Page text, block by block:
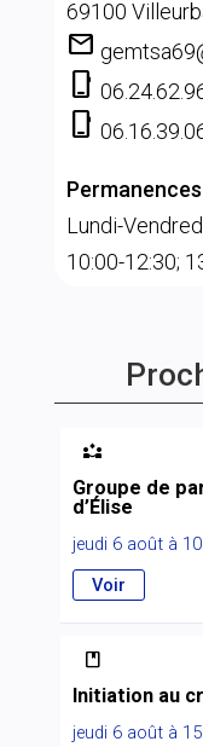
69100
mail
phone_iphone
phone_iphone
Permanences
Lundi-
10:00-12:30;

Groupe de
d’Élise
jeudi 6 août à
Voir

Initiation au
jeudi 6 août à